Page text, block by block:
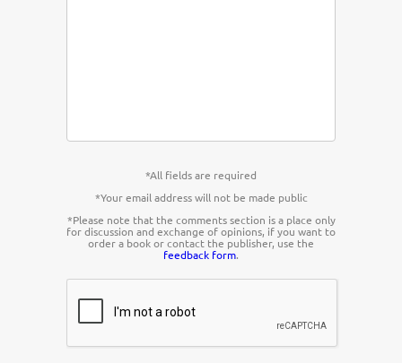
*All fields are required
*Your email address will not be made public
*Please note that the comments section is a place only
for discussion and exchange of opinions, if you want to
order a book or contact the publisher, use the
feedback form.